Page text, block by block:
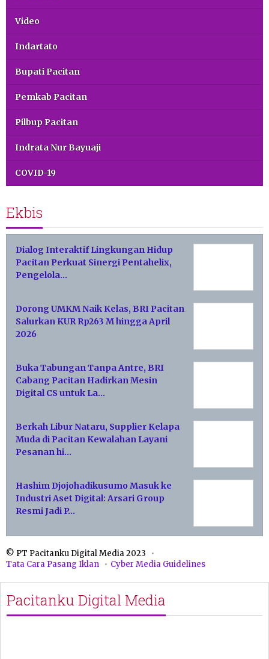
Video
Indartato
Bupati Pacitan
Pemkab Pacitan
Pilbup Pacitan
Indrata Nur Bayuaji
COVID-19
Ekbis
Dialog Interaktif Lingkungan Hidup
Pacitan Perkuat Sinergi Pentahelix,
Pengelola…
Dorong UMKM Naik Kelas, BRI Pacitan
Salurkan KUR Rp263 M hingga April
2026
Buka Tabungan Tanpa Antre, BRI
Cabang Pacitan Hadirkan Mesin
Digital CS untuk La…
Berkah Libur Nataru, Supplier Kelapa
Muda di Pacitan Kewalahan Layani
Pesanan hi…
Hashim Djojohadikusumo Masuk ke
Industri Aset Digital: Arsari Group
Resmi Jadi P…
© PT Pacitanku Digital Media 2023
Tata Cara Pasang Iklan
Cyber Media Guidelines
Pacitanku Digital Media